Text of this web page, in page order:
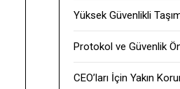
Yüksek Güvenlikli
Protokol ve Güvenlik
CEO’ları İçin Yakın